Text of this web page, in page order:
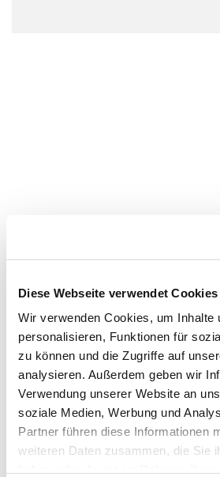
Diese Webseite verwendet Cookies
Wir verwenden Cookies, um Inhalte
personalisieren, Funktionen für
zu können und die Zugriffe auf
analysieren. Außerdem geben wir
Verwendung unserer Website an
soziale Medien, Werbung und
Partner führen diese Informationen
weiteren Daten zusammen, die Sie
Dies könnte